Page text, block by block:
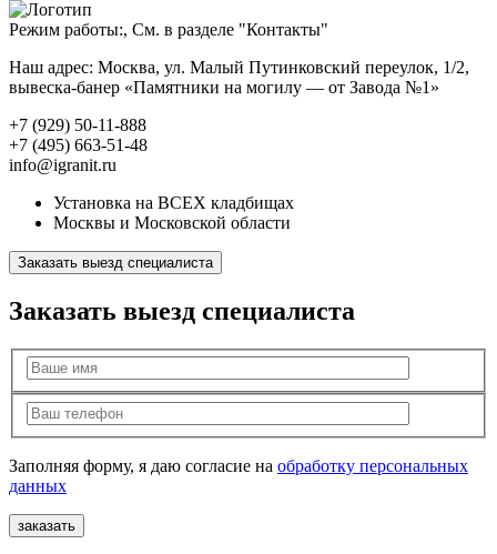
Режим работы:, См. в разделе "Контакты"
Наш адрес: Москва, ул. Малый Путинковский переулок, 1/2,
вывеска-банер «Памятники на могилу — от Завода №1»
+7 (929) 50-11-888
+7 (495) 663-51-48
info@igranit.ru
Установка на ВСЕХ кладбищах
Москвы и Московской области
Заказать выезд специалиста
Заказать выезд специалиста
Заполняя форму, я даю согласие на обработку персональных
данных